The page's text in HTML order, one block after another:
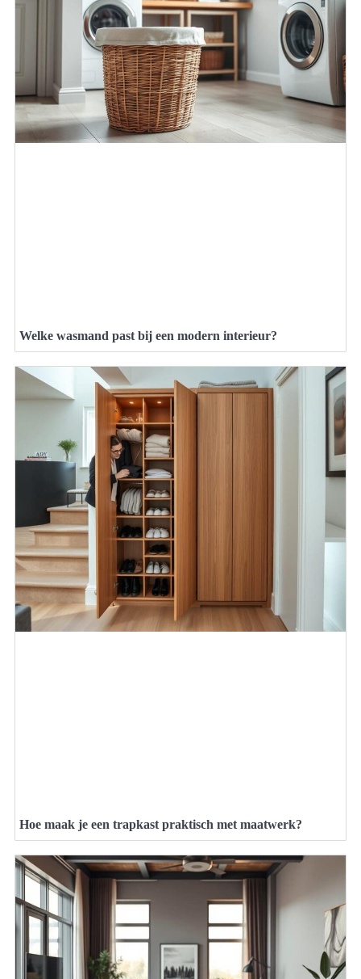
Welke wasmand past bij een modern interieur?
Hoe maak je een trapkast praktisch met maatwerk?